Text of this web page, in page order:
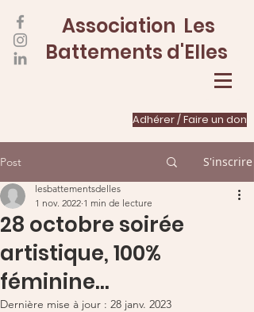
Adhérer / Faire un don
Association Les
Battements d'Elles
Post S'inscrire
28 octobre soirée
artistique, 100%
féminine...
lesbattementsdelles
1 nov. 2022 1 min de lecture
Dernière mise à jour : 28 janv. 2023